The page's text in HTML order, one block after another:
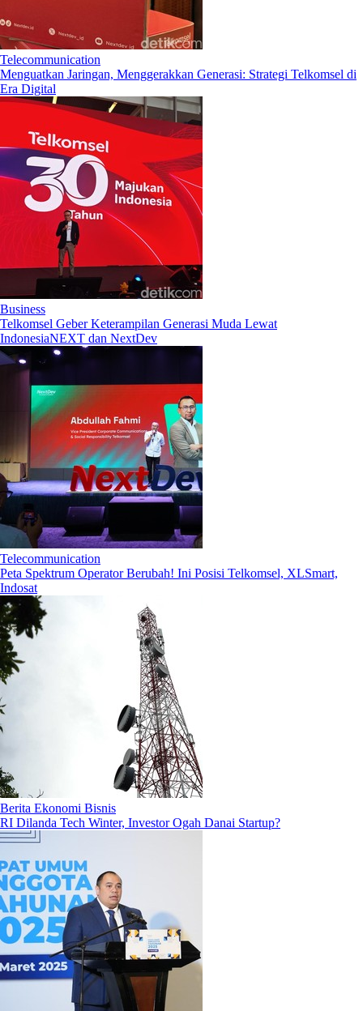
Telecommunication
Menguatkan Jaringan, Menggerakkan Generasi: Strategi Telkomsel di
Era Digital
Business
Telkomsel Geber Keterampilan Generasi Muda Lewat
IndonesiaNEXT dan NextDev
Telecommunication
Peta Spektrum Operator Berubah! Ini Posisi Telkomsel, XLSmart,
Indosat
Berita Ekonomi Bisnis
RI Dilanda Tech Winter, Investor Ogah Danai Startup?